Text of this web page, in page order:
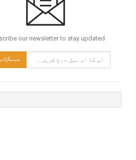
our newsletter to stay updated.